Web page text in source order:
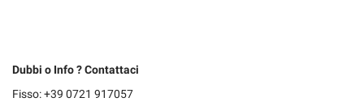
Dubbi o Info ? Contattaci
Fisso: +39 0721 917057